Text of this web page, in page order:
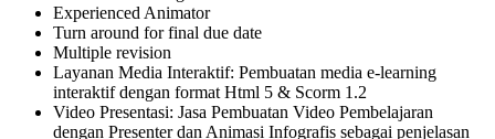
Experienced Animator
Turn around for final due date
Multiple revision
Layanan Media Interaktif: Pembuatan media e-learning
interaktif dengan format Html 5 & Scorm 1.2
Video Presentasi: Jasa Pembuatan Video Pembelajaran
dengan Presenter dan Animasi Infografis sebagai penjelasan